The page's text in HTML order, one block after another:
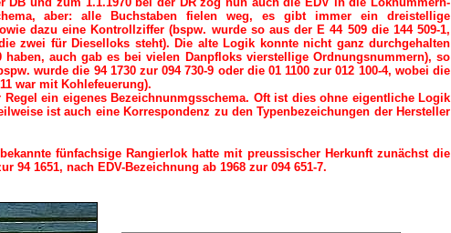
aber: alle Buchstaben fielen weg, es gibt immer ein dreistellige
dazu eine Kontrollziffer (bspw. wurde so aus der E 44 509 die 144 509-1,
zwei für Dieselloks steht). Die alte Logik konnte nicht ganz durchgehalten
auch gab es bei vielen Danpfloks vierstellige Ordnungsnummern), so
wurde die 94 1730 zur 094 730-9 oder die 01 1100 zur 012 100-4, wobei die
war mit Kohlefeuerung).
ein eigenes Bezeichnunmgsschema. Oft ist dies ohne eigentliche Logik
ist auch eine Korrespondenz zu den Typenbezeichungen der Hersteller
fünfachsige Rangierlok hatte mit preussischer Herkunft zunächst die
94 1651, nach EDV-Bezeichnung ab 1968 zur 094 651-7.